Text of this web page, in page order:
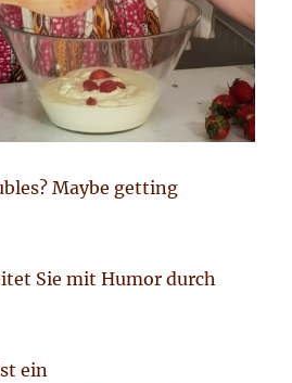
Maybe getting
Sie mit Humor durch
ein